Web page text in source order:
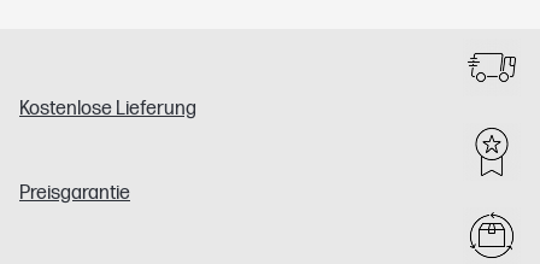
Kostenlose Lieferung
Preisgarantie